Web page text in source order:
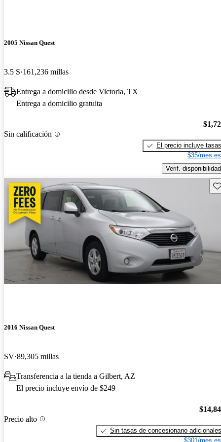
2005 Nissan Quest
3.5 S 161,236 millas
Entrega a domicilio desde Victoria, TX
Entrega a domicilio gratuita
Sin calificación
El precio incluye tasas
$35/mes
Verif. disponibilidad
2016 Nissan Quest
SV 89,305 millas
Transferencia a la tienda a Gilbert, AZ
El precio incluye envío de $249
Precio alto
Sin tasas de concesionario adicionales
$301/mes